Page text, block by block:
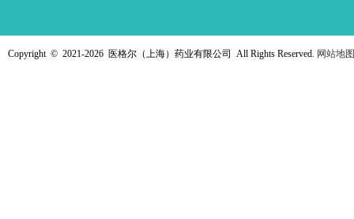
Copyright © 2021-2026 医格尔（上海）药业有限公司 All Rights Reserved. 网站地图